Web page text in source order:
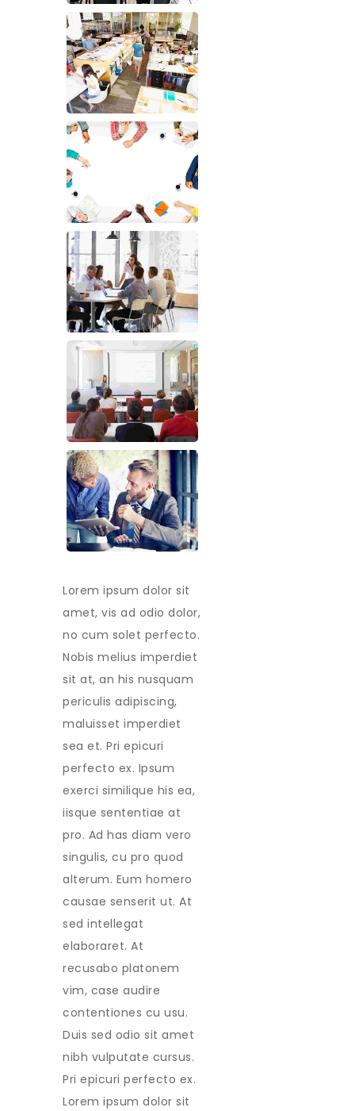
Lorem ipsum dolor sit
amet, vis ad odio dolor,
no cum solet perfecto.
Nobis melius imperdiet
sit at, an his nusquam
periculis adipiscing,
maluisset imperdiet
sea et. Pri epicuri
perfecto ex. Ipsum
exerci similique his ea,
iisque sententiae at
pro. Ad has diam vero
singulis, cu pro quod
alterum. Eum homero
causae senserit ut. At
sed intellegat
elaboraret. At
recusabo platonem
vim, case audire
contentiones cu usu.
Duis sed odio sit amet
nibh vulputate cursus.
Pri epicuri perfecto ex.
Lorem ipsum dolor sit